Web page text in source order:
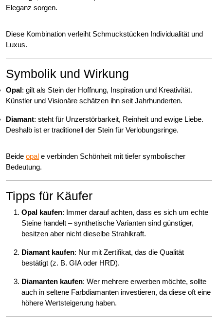
Eleganz sorgen.
Diese Kombination verleiht Schmuckstücken Individualität und
Luxus.
Symbolik und Wirkung
Opal: gilt als Stein der Hoffnung, Inspiration und Kreativität.
Künstler und Visionäre schätzen ihn seit Jahrhunderten.
Diamant: steht für Unzerstörbarkeit, Reinheit und ewige Liebe.
Deshalb ist er traditionell der Stein für Verlobungsringe.
Beide opal e verbinden Schönheit mit tiefer symbolischer
Bedeutung.
Tipps für Käufer
Opal kaufen: Immer darauf achten, dass es sich um echte
Steine handelt – synthetische Varianten sind günstiger,
besitzen aber nicht dieselbe Strahlkraft.
Diamant kaufen: Nur mit Zertifikat, das die Qualität
bestätigt (z. B. GIA oder HRD).
Diamanten kaufen: Wer mehrere erwerben möchte, sollte
auch in seltene Farbdiamanten investieren, da diese oft eine
höhere Wertsteigerung haben.